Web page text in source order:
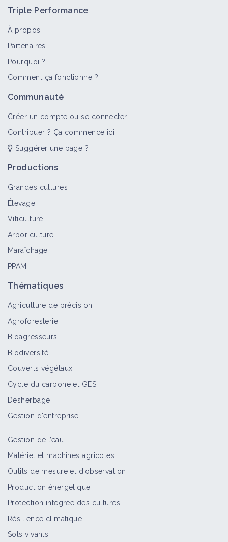
Triple Performance
À propos
Partenaires
Pourquoi ?
Comment ça fonctionne ?
Communauté
Créer un compte ou se connecter
Contribuer ? Ça commence ici !
Suggérer une page ?
Productions
Grandes cultures
Élevage
Viticulture
Arboriculture
Maraîchage
PPAM
Thématiques
Agriculture de précision
Agroforesterie
Bioagresseurs
Biodiversité
Couverts végétaux
Cycle du carbone et GES
Désherbage
Gestion d'entreprise
Gestion de l’eau
Matériel et machines agricoles
Outils de mesure et d’observation
Production énergétique
Protection intégrée des cultures
Résilience climatique
Sols vivants